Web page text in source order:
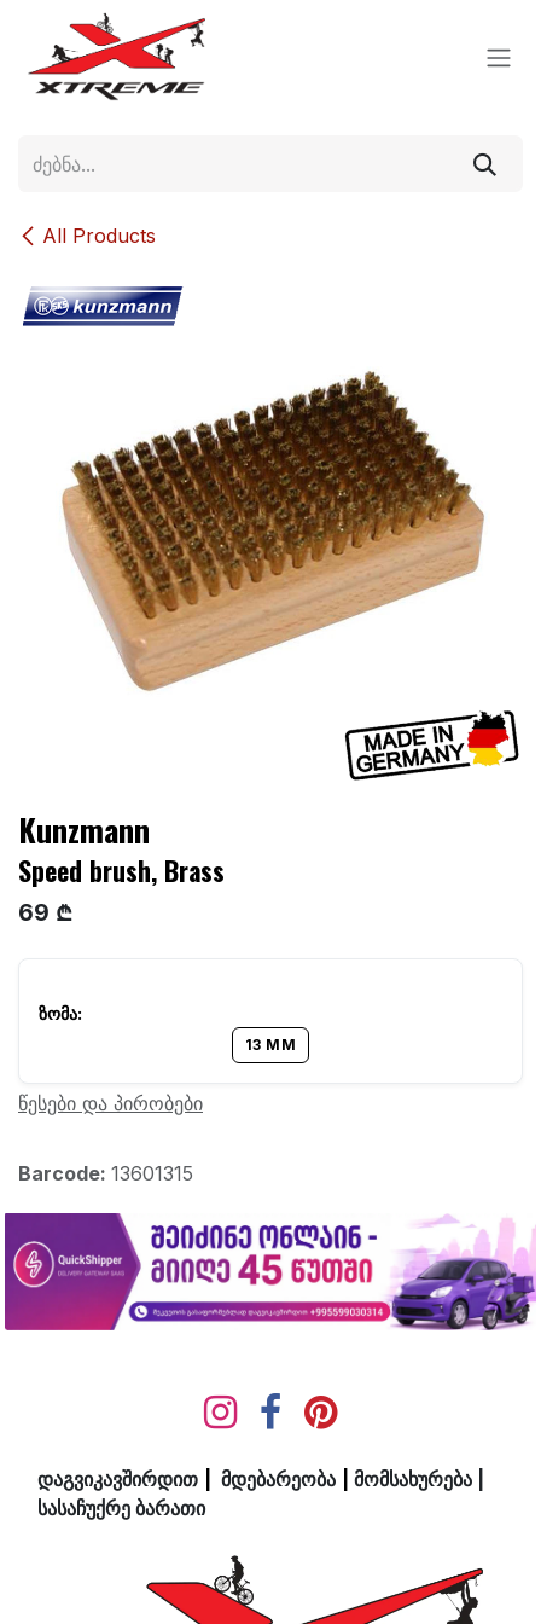
Skip to Content
All Products
Kunzmann
Speed brush, Brass
69 ₾
13 MM
წესები და პირობები
Barcode: 13601315
დაგვიკავშირდით მდ​ებ​​არეობა მომსახურება
სასაჩუქრე ბარათი